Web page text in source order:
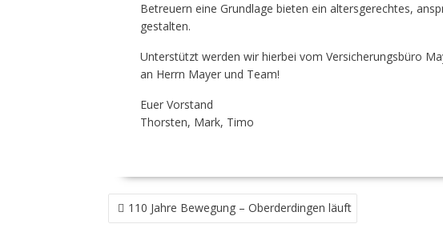
Betreuern eine Grundlage bieten ein altersgerechtes,
gestalten.
Unterstützt werden wir hierbei vom Versicherungsbüro
an Herrn Mayer und Team!
Euer Vorstand
Thorsten, Mark, Timo
BEITRAGSNAVIGATION
110 Jahre Bewegung – Oberderdingen läuft